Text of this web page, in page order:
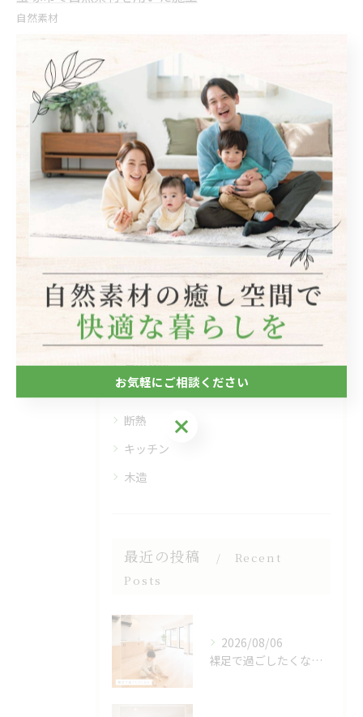
自然素材
< 前のページ 一覧に戻る
関連タグ
#リフォーム #リノベーション
カテゴリー Categories
全てのカテゴリー
自然素材
フローリング
断熱
キッチン
木造
最近の投稿
Recent
Posts
2026/08/06
裸足で過ごしたくなる、木のぬくもりを感じる床🌿
お気軽にご相談ください
お気軽にご相談ください